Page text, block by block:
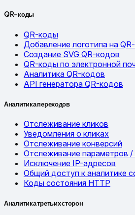
QR-коды
QR-коды
Добавление логотипа на
Создание SVG QR-кодов
QR-коды по электронной
Аналитика QR-кодов
API генератора QR-кодов
Аналитика переходов
Отслеживание кликов
Уведомления о кликах
Отслеживание конверсий
Отслеживание параметров /
Исключение IP-адресов
Общий доступ к аналитике
Коды состояния HTTP
Аналитика третьих сторон